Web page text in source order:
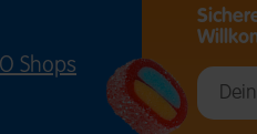
Shops (ÖFFNET EINE EXTERNE